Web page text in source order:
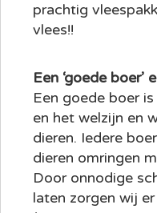
prachtig
vlees!!
Een ‘goede boer’
Een goede boer
en het welzijn en
dieren. Iedere
dieren omringen
Door onnodige
laten zorgen wij